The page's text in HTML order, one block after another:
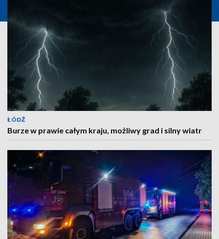
ŁÓDŹ
Burze w prawie całym kraju, możliwy grad i silny wiatr